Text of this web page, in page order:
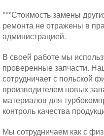
***Стоимость замены
ремонта не отражены в
администрацией.
В своей работе мы
проверенные запчасти.
сотрудничает с польской
производителем новых
материалов для
контроль качества
Мы сотрудничаем как с